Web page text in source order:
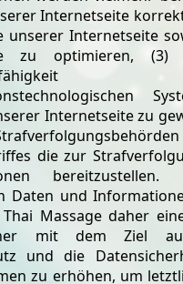
Internetseite
unserer Internetseite
zu optimieren, (3)
Internetseite zu
die zur
bereitzustellen.
Daten und
Massage daher
mit dem Ziel
und die
zu erhöhen, um